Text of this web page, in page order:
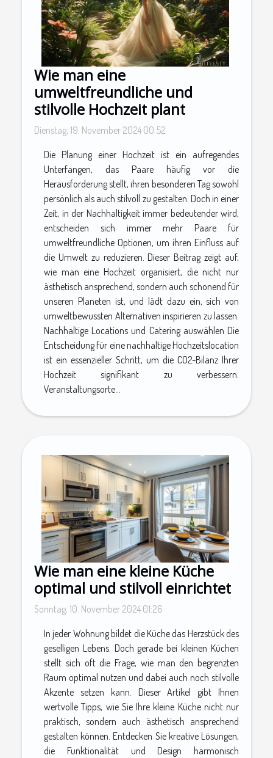
Wie man eine
umweltfreundliche und
stilvolle Hochzeit plant
Dienstag, 19. November 2024 00:52
Die Planung einer Hochzeit ist ein aufregendes
Unterfangen, das Paare häufig vor die
Herausforderung stellt, ihren besonderen Tag sowohl
persönlich als auch stilvoll zu gestalten. Doch in einer
Zeit, in der Nachhaltigkeit immer bedeutender wird,
entscheiden sich immer mehr Paare für
umweltfreundliche Optionen, um ihren Einfluss auf
die Umwelt zu reduzieren. Dieser Beitrag zeigt auf,
wie man eine Hochzeit organisiert, die nicht nur
ästhetisch ansprechend, sondern auch schonend für
unseren Planeten ist, und lädt dazu ein, sich von
umweltbewussten Alternativen inspirieren zu lassen.
Nachhaltige Locations und Catering auswählen Die
Entscheidung für eine nachhaltige Hochzeitslocation
ist ein essenzieller Schritt, um die CO2-Bilanz Ihrer
Hochzeit signifikant zu verbessern.
Veranstaltungsorte...
Wie man eine kleine Küche
optimal und stilvoll einrichtet
Sonntag, 10. November 2024 01:26
In jeder Wohnung bildet die Küche das Herzstück des
geselligen Lebens. Doch gerade bei kleinen Küchen
stellt sich oft die Frage, wie man den begrenzten
Raum optimal nutzen und dabei auch noch stilvolle
Akzente setzen kann. Dieser Artikel gibt Ihnen
wertvolle Tipps, wie Sie Ihre kleine Küche nicht nur
praktisch, sondern auch ästhetisch ansprechend
gestalten können. Entdecken Sie kreative Lösungen,
die Funktionalität und Design harmonisch